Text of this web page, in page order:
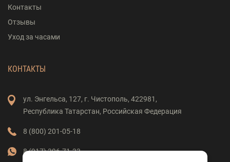
Контакты
Отзывы
Уход за часами
КОНТАКТЫ
ул. Энгельса, 127, г. Чистополь, 422981,
Республика Татарстан, Российская Федерация
8 (800) 201-05-18
8 (917) 396-71-33